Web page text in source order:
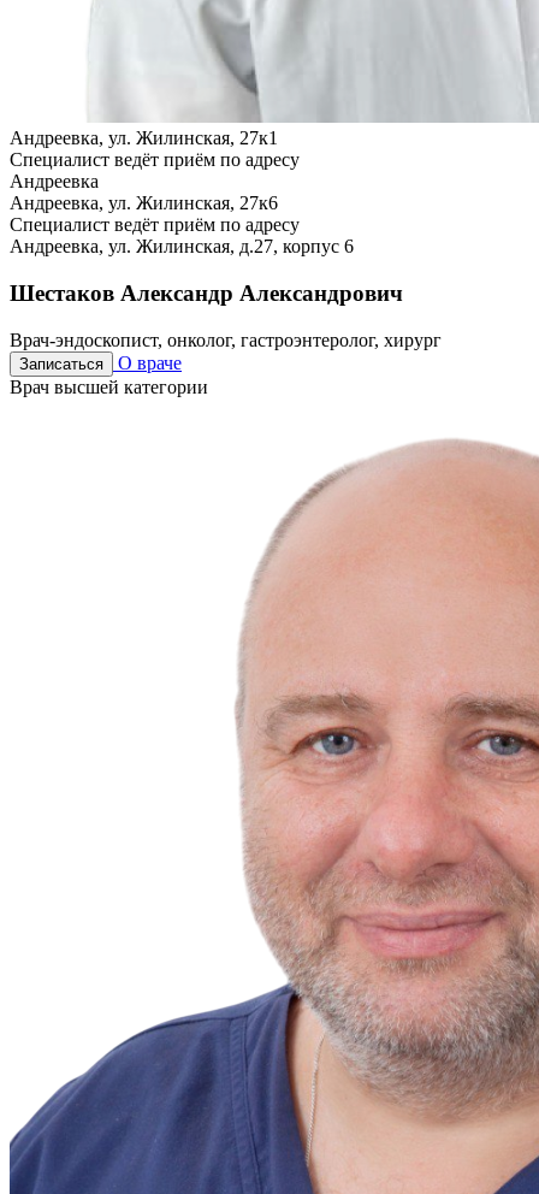
Андреевка, ул. Жилинская, 27к1
Специалист ведёт приём по адресу
Андреевка
Андреевка, ул. Жилинская, 27к6
Специалист ведёт приём по адресу
Андреевка, ул. Жилинская, д.27, корпус 6
Шестаков Александр Александрович
Врач-эндоскопист, онколог, гастроэнтеролог, хирург
Записаться
О враче
Врач высшей категории